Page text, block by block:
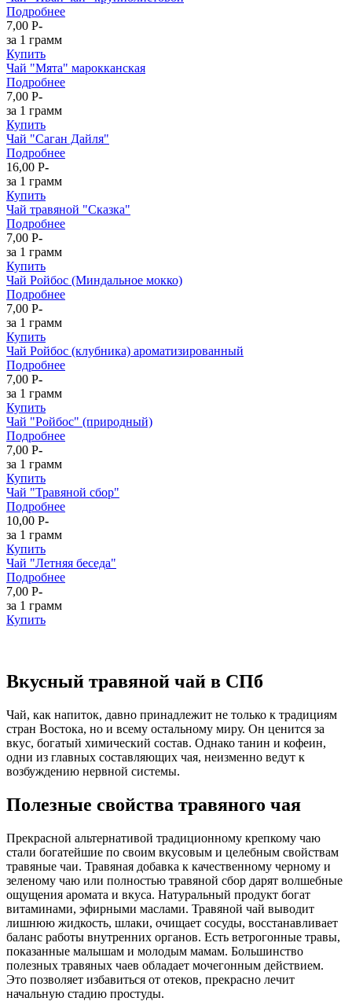
Подробнее
7,00 P-
за 1 грамм
Купить
Чай "Мята" марокканская
Подробнее
7,00 P-
за 1 грамм
Купить
Чай "Саган Дайля"
Подробнее
16,00 P-
за 1 грамм
Купить
Чай травяной "Сказка"
Подробнее
7,00 P-
за 1 грамм
Купить
Чай Ройбос (Миндальное мокко)
Подробнее
7,00 P-
за 1 грамм
Купить
Чай Ройбос (клубника) ароматизированный
Подробнее
7,00 P-
за 1 грамм
Купить
Чай "Ройбос" (природный)
Подробнее
7,00 P-
за 1 грамм
Купить
Чай "Травяной сбор"
Подробнее
10,00 P-
за 1 грамм
Купить
Чай "Летняя беседа"
Подробнее
7,00 P-
за 1 грамм
Купить
Вкусный травяной чай в СПб
Чай, как напиток, давно принадлежит не только к традициям
стран Востока, но и всему остальному миру. Он ценится за
вкус, богатый химический состав. Однако танин и кофеин,
одни из главных составляющих чая, неизменно ведут к
возбуждению нервной системы.
Полезные свойства травяного чая
Прекрасной альтернативой традиционному крепкому чаю
стали богатейшие по своим вкусовым и целебным свойствам
травяные чаи. Травяная добавка к качественному черному и
зеленому чаю или полностью травяной сбор дарят волшебные
ощущения аромата и вкуса. Натуральный продукт богат
витаминами, эфирными маслами. Травяной чай выводит
лишнюю жидкость, шлаки, очищает сосуды, восстанавливает
баланс работы внутренних органов. Есть ветрогонные травы,
показанные малышам и молодым мамам. Большинство
полезных травяных чаев обладает мочегонным действием.
Это позволяет избавиться от отеков, прекрасно лечит
начальную стадию простуды.